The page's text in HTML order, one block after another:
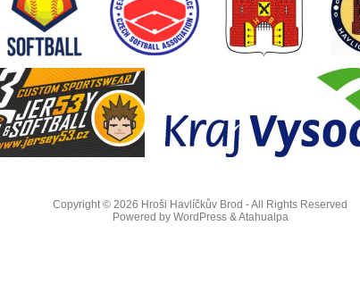
Copyright © 2026 Hroši Havlíčkův Brod - All Rights Reserved
Powered by WordPress&Atahualpa